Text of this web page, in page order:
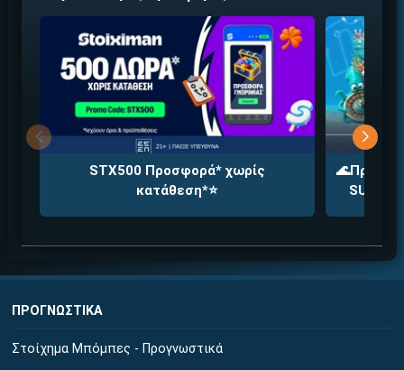
STX500 Προσφορά* χωρίς
κατάθεση*⭐
ΠΡΟΓΝΩΣΤΙΚΑ
Στοίχημα Μπόμπες - Προγνωστικά